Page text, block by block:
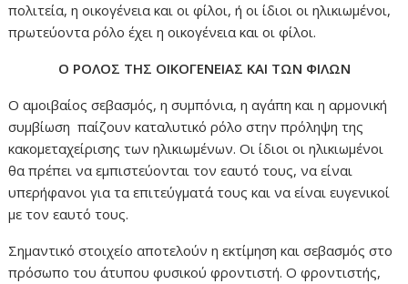
πολιτεία, η οικογένεια και οι φίλοι, ή οι ίδιοι οι ηλικιωμένοι,
πρωτεύοντα ρόλο έχει η οικογένεια και οι φίλοι.
Ο ΡΟΛΟΣ ΤΗΣ ΟΙΚΟΓΕΝΕΙΑΣ ΚΑΙ ΤΩΝ ΦΙΛΩΝ
Ο αμοιβαίος σεβασμός, η συμπόνια, η αγάπη και η αρμονική
συμβίωση παίζουν καταλυτικό ρόλο στην πρόληψη της
κακομεταχείρισης των ηλικιωμένων. Οι ίδιοι οι ηλικιωμένοι
θα πρέπει να εμπιστεύονται τον εαυτό τους, να είναι
υπερήφανοι για τα επιτεύγματά τους και να είναι ευγενικοί
με τον εαυτό τους.
Σημαντικό στοιχείο αποτελούν η εκτίμηση και σεβασμός στο
πρόσωπο του άτυπου φυσικού φροντιστή. Ο φροντιστής,